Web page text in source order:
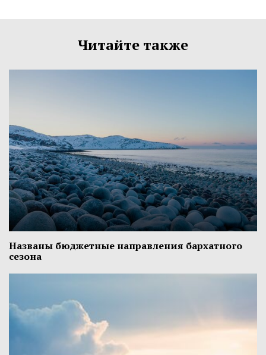
Читайте также
Названы бюджетные направления бархатного
сезона